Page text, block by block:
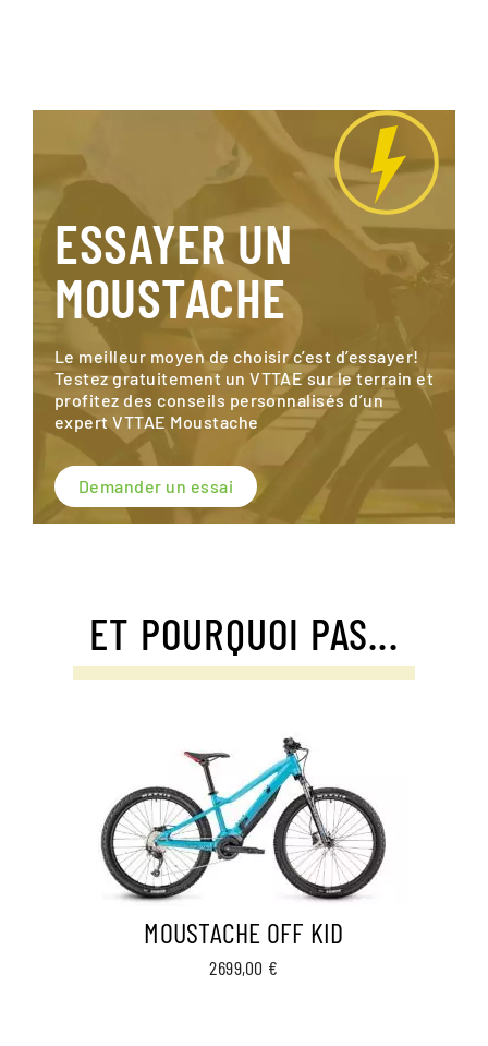
ESSAYER UN
MOUSTACHE
Le meilleur moyen de choisir c’est d’essayer!
Testez gratuitement un VTTAE sur le terrain et
profitez des conseils personnalisés d’un
expert VTTAE Moustache
Demander un essai
ET POURQUOI PAS...
MOUSTACHE OFF KID
2699,00 €